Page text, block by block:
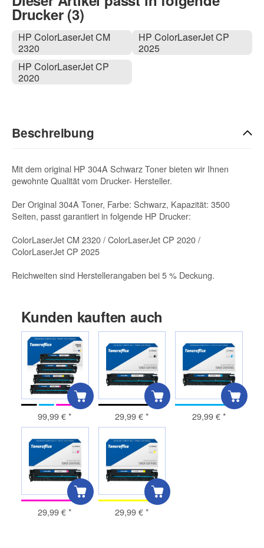
Drucker (3)
HP ColorLaserJet CM
2320
HP ColorLaserJet CP
2020
HP ColorLaserJet CP
2025
Beschreibung
Mit dem original HP 304A Schwarz Toner bieten wir Ihnen
gewohnte Qualität vom Drucker- Hersteller.
Der Original 304A Toner, Farbe: Schwarz, Kapazität: 3500
Seiten, passt garantiert in folgende HP Drucker:
ColorLaserJet CM 2320 / ColorLaserJet CP 2020 /
ColorLaserJet CP 2025
Reichweiten sind Herstellerangaben bei 5 % Deckung.
Kunden kauften auch
99,99 €* 29,99 €* 29,99 €*
29,99 €* 29,99 €*